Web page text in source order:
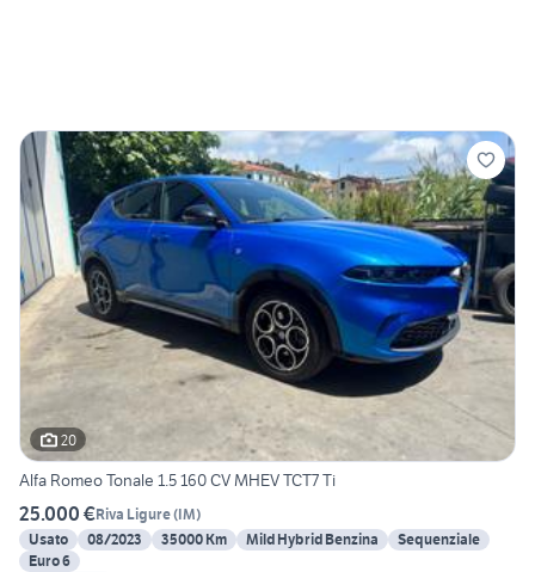
20
Alfa Romeo Tonale 1.5 160 CV MHEV TCT7 Ti
25.000 €Riva Ligure(IM)
Usato
08/2023 35000 Km Mild Hybrid Benzina
Sequenziale
Euro 6